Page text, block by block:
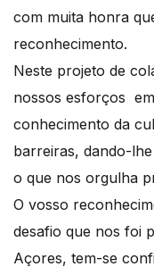
com muita honra
reconhecimento.
Neste projeto de
nossos esforços
conhecimento da
barreiras, dando-
o que nos orgulha
O vosso
desafio que nos foi
Açores, tem-se